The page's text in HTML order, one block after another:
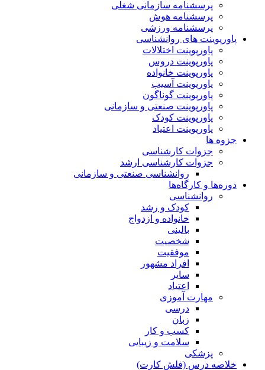
پرسشنامه سازمانی شغلی
پرسشنامه هوش
پرسشنامه ورزشی
پاورپوینت های روانشناسی
پاورپوینت اختلالات
پاورپوینت دروس
پاورپوینت خانواده
پاورپوینت آسیب
پاورپوینت گوناگون
پاورپوینت صنعتی و سازمانی
پاورپوینت کودک
پاورپوینت اعتیاد
جزوه ها
جزوات کارشناسی
جزوات کارشناسی ارشد
روانشناسی صنعتی و سازمانی
دوره‌ها و کارگاه‌ها
روانشناسی
کودک و رشد
خانواده و ازدواج
بالینی
شخصیت
موفقیت
افراد مشهور
سایر
اعتیاد
مهارت آموزی
درسی
زبان
کسب و کار
سلامت و زیبایی
پزشکی
خلاصه درس (فلش کارت)